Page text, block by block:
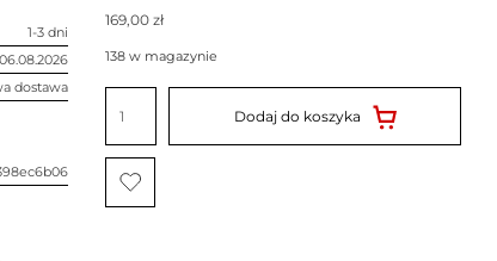
1-3 dni
dostawa
169,00 zł
138 w magazynie
ilość
KRATKA
WENTYLACYJNA
DO
KOMINKA
LUFT
KREMOWA
9x80
Dodaj do koszyka